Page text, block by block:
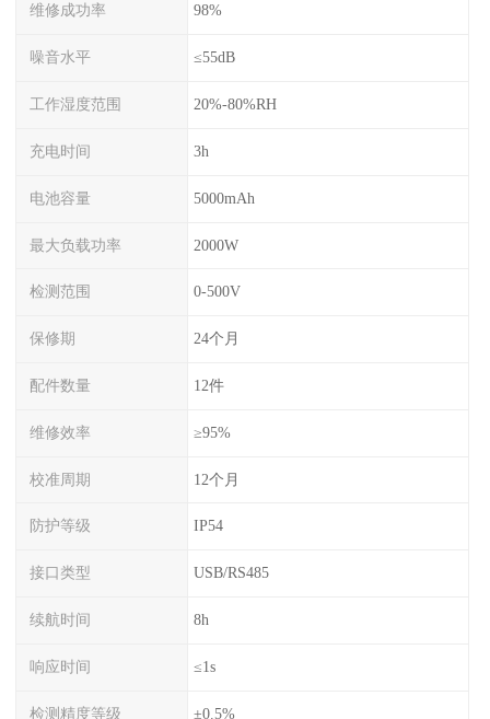
维修成功率 98%
噪音水平 ≤55dB
工作湿度范围 20%-80%RH
充电时间 3h
电池容量 5000mAh
最大负载功率 2000W
检测范围 0-500V
保修期 24个月
配件数量 12件
维修效率 ≥95%
校准周期 12个月
防护等级 IP54
接口类型 USB/RS485
续航时间 8h
响应时间 ≤1s
检测精度等级 ±0.5%